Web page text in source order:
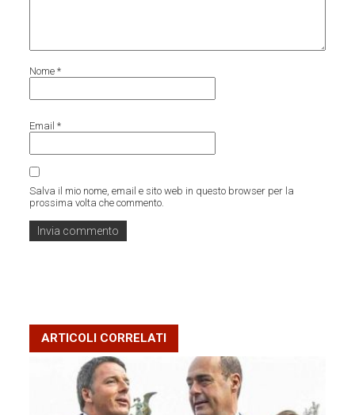
Nome*
Email*
Salva il mio nome, email e sito web in questo browser per la
prossima volta che commento.
ARTICOLI CORRELATI